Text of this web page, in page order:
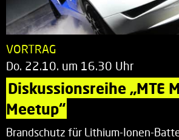
VORTRAG
Do. 22.10. um 16.30 Uhr
Diskussionsreihe „MTE
Meetup“
Brandschutz für Lithium-Ionen-